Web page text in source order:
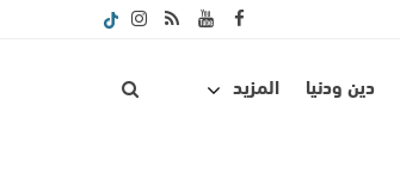
دين ودنيا المزيد